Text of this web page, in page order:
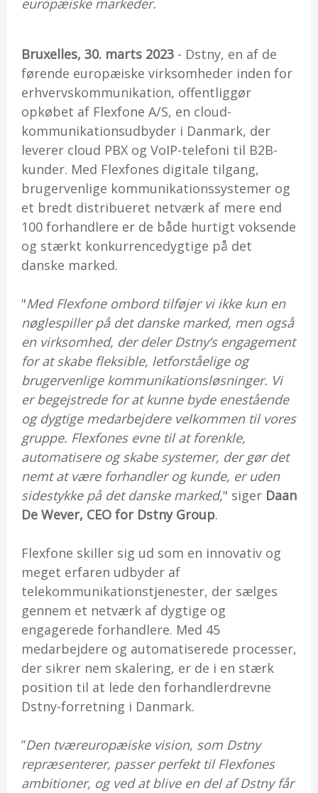
europæiske markeder.
Bruxelles, 30. marts 2023 - Dstny, en af de
førende europæiske virksomheder inden for
erhvervskommunikation, offentliggør
opkøbet af Flexfone A/S, en cloud-
kommunikationsudbyder i Danmark, der
leverer cloud PBX og VoIP-telefoni til B2B-
kunder. Med Flexfones digitale tilgang,
brugervenlige kommunikationssystemer og
et bredt distribueret netværk af mere end
100 forhandlere er de både hurtigt voksende
og stærkt konkurrencedygtige på det
danske marked.
"Med Flexfone ombord tilføjer vi ikke kun en
nøglespiller på det danske marked, men også
en virksomhed, der deler Dstny’s engagement
for at skabe fleksible, letforståelige og
brugervenlige kommunikationsløsninger. Vi
er begejstrede for at kunne byde enestående
og dygtige medarbejdere velkommen til vores
gruppe. Flexfones evne til at forenkle,
automatisere og skabe systemer, der gør det
nemt at være forhandler og kunde, er uden
sidestykke på det danske marked," siger Daan
De Wever, CEO for Dstny Group.
Flexfone skiller sig ud som en innovativ og
meget erfaren udbyder af
telekommunikationstjenester, der sælges
gennem et netværk af dygtige og
engagerede forhandlere. Med 45
medarbejdere og automatiserede processer,
der sikrer nem skalering, er de i en stærk
position til at lede den forhandlerdrevne
Dstny-forretning i Danmark.
”Den tværeuropæiske vision, som Dstny
repræsenterer, passer perfekt til Flexfones
ambitioner, og ved at blive en del af Dstny får